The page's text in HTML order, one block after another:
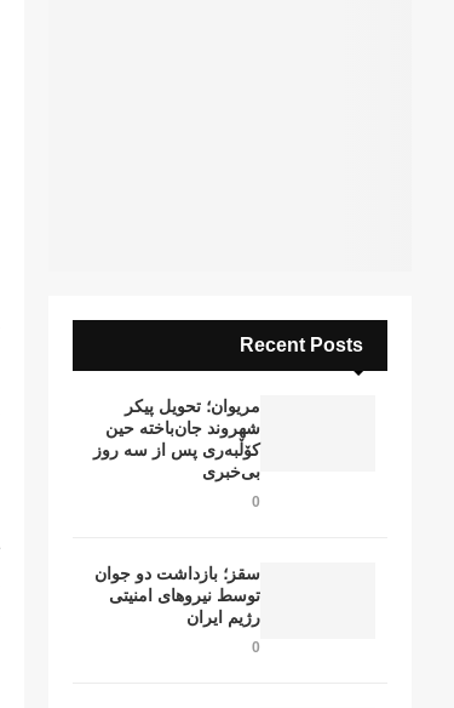
Recent Posts
مریوان؛ تحویل پیکر
شهروند جان‌باخته حین
کۆڵبەری پس از سە روز
بی‌خبری
0
سقز؛ بازداشت دو جوان
توسط نیروهای امنیتی
رژیم ایران
0